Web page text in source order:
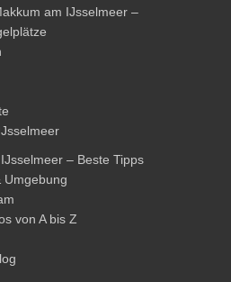
am IJsselmeer –
– Beste Tipps
Umgebung
von A bis Z